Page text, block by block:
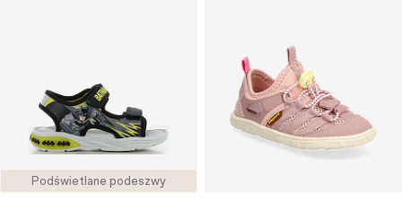
Podświetlane podeszwy